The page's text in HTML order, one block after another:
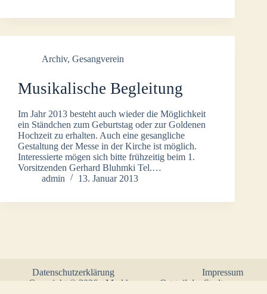
Archiv, Gesangverein
Musikalische Begleitung
Im Jahr 2013 besteht auch wieder die Möglichkeit
ein Ständchen zum Geburtstag oder zur Goldenen
Hochzeit zu erhalten. Auch eine gesangliche
Gestaltung der Messe in der Kirche ist möglich.
Interessierte mögen sich bitte frühzeitig beim 1.
Vorsitzenden Gerhard Bluhmki Tel.…
admin
13. Januar 2013
Datenschutzerklärung
Impressum
Copyright © 2026 - Markhausen - Ortsteil der Stadt